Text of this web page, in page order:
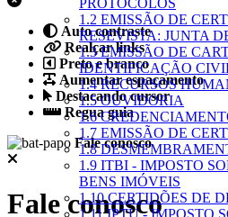
Auto contraste
Realçar links
Preto e branco
Aumentar espaçamento
Destacando cursor
Regua guia
Fale conosco
Fale conosco
PROTOCOLOS
1.2 EMISSÃO DE
RESEVISTA: JUNTA
1.3 EMISSÃO DE
IDENTIFICAÇÃO
1.4 RECURSOS
1.5 OUVIDORIA
1.6
1.7 EMISSÃO DE
1.8
1.9 ITBI - IMPOSTO
BENS IMÓVEIS
1.10 CERTIDÕES DE